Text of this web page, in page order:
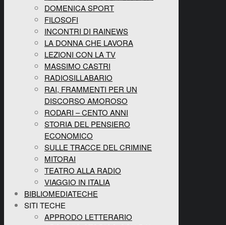
DOMENICA SPORT
FILOSOFI
INCONTRI DI RAINEWS
LA DONNA CHE LAVORA
LEZIONI CON LA TV
MASSIMO CASTRI
RADIOSILLABARIO
RAI, FRAMMENTI PER UN
DISCORSO AMOROSO
RODARI – CENTO ANNI
STORIA DEL PENSIERO
ECONOMICO
SULLE TRACCE DEL CRIMINE
MITORAI
TEATRO ALLA RADIO
VIAGGIO IN ITALIA
BIBLIOMEDIATECHE
SITI TECHE
APPRODO LETTERARIO